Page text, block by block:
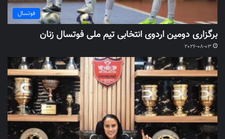
فوتسال
برگزاری دومین اردوی انتخابی تیم ملی فوتسال زنان
2026-08-03